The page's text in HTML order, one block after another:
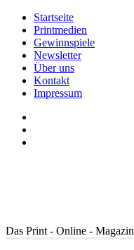
Startseite
Printmedien
Gewinnspiele
Newsletter
Über uns
Kontakt
Impressum
Das Print - Online - Magazin